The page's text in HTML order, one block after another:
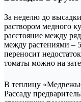
За неделю до
раствором медного
расстояние между
между растениями –
переносит
томаты можно на
В теплицу
Рассаду